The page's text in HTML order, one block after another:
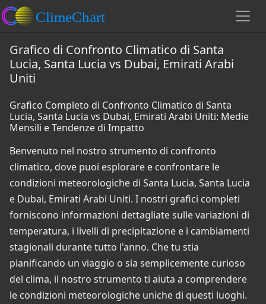
Grafico di Confronto Climatico di Santa
Lucia, Santa Lucia vs Dubai, Emirati Arabi
Uniti
Grafico Completo di Confronto Climatico di Santa
Lucia, Santa Lucia vs Dubai, Emirati Arabi Uniti: Medie
Mensili e Tendenze di Impatto
Benvenuto nel nostro strumento di confronto
climatico, dove puoi esplorare e confrontare le
condizioni meteorologiche di Santa Lucia, Santa Lucia
e Dubai, Emirati Arabi Uniti. I nostri grafici completi
forniscono informazioni dettagliate sulle variazioni di
temperatura, i livelli di precipitazione e i cambiamenti
stagionali durante tutto l'anno. Che tu stia
pianificando un viaggio o sia semplicemente curioso
del clima, il nostro strumento ti aiuta a comprendere
le condizioni meteorologiche uniche di questi luoghi.